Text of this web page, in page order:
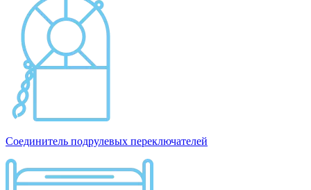
Соединитель подрулевых переключателей